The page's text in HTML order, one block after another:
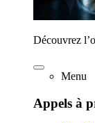
Découvrez
Menu
Appels à